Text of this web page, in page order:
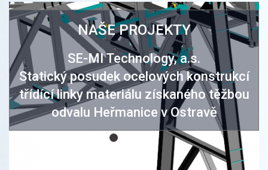
NAŠE PROJEKTY
SE-MI Technology, a.s.
Statický posudek ocelových konstrukcí
třídící linky materiálu získaného těžbou
odvalu Heřmanice v Ostravě